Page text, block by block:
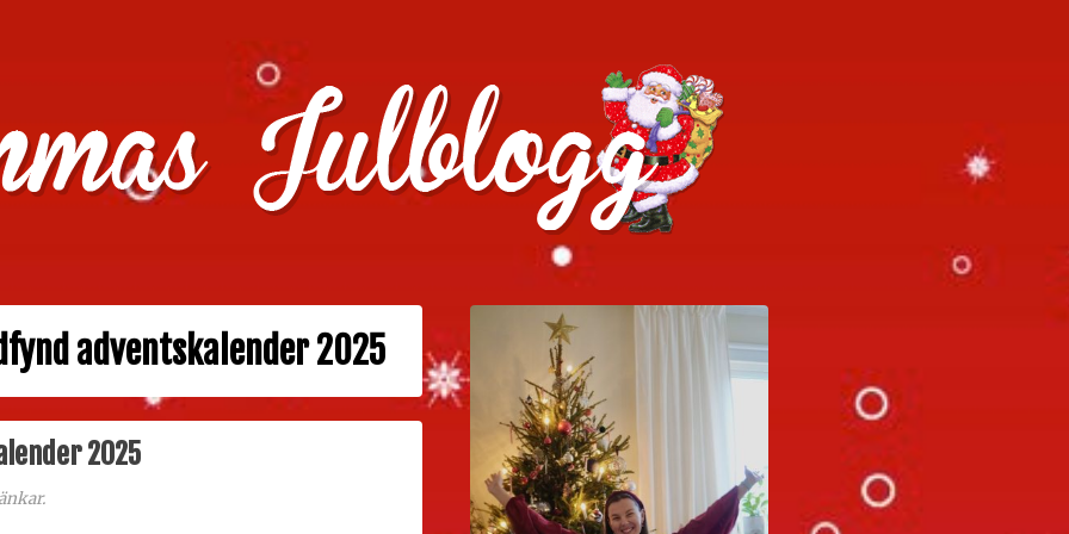
julklappstips, julkalendrar, adventskalendrar , julpyssel och julrecept!
adventskalender 2025
2025